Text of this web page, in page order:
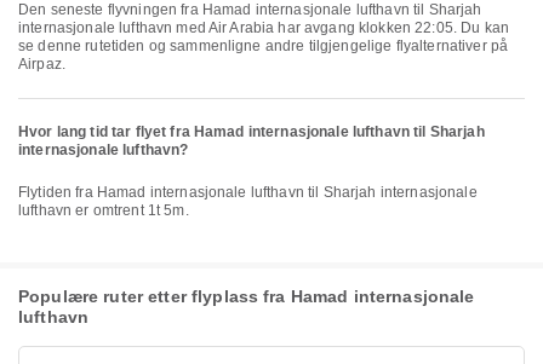
Den seneste flyvningen fra Hamad internasjonale lufthavn til Sharjah
internasjonale lufthavn med Air Arabia har avgang klokken 22:05. Du kan
se denne rutetiden og sammenligne andre tilgjengelige flyalternativer på
Airpaz.
Hvor lang tid tar flyet fra Hamad internasjonale lufthavn til Sharjah
internasjonale lufthavn?
Flytiden fra Hamad internasjonale lufthavn til Sharjah internasjonale
lufthavn er omtrent 1t 5m.
Populære ruter etter flyplass fra Hamad internasjonale
lufthavn